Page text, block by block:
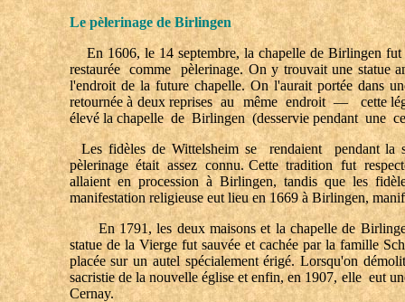
Le pèlerinage de Birlingen
En 1606, le 14 septembre, la chapelle de Birlingen fut
restaurée comme pèlerinage. On y trouvait une statue
l'endroit de la future chapelle. On l'aurait portée dans
retournée à deux reprises au même endroit — cette
élevé la chapelle de Birlingen (desservie pendant une
Les fidèles de Wittelsheim se rendaient pendant la
pèlerinage était assez connu. Cette tradition fut
allaient en procession à Birlingen, tandis que les
manifestation religieuse eut lieu en 1669 à Birlingen,
En 1791, les deux maisons et la chapelle de
statue de la Vierge fut sauvée et cachée par la famille
placée sur un autel spécialement érigé. Lorsqu'on
sacristie de la nouvelle église et enfin, en 1907, elle eut
Cernay.